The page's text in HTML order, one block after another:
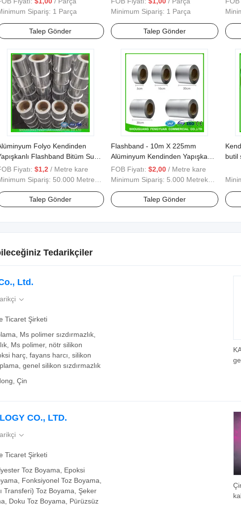
Sipariş: 1 Parça
Talep Gönder
Minimum Sipariş: 1 Parça
Talep Gönder
Folyo Kendinden
Flashband Bitüm Su
Bant Butil Bant
Fiyatı: $1,2 / Metre kare
Sipariş: 50.000 Metrekare
Talep Gönder
Flashband - 10m X 225mm
Alüminyum Kendinden Yapışkanlı
Sızdırmazlık Bandı Çin
Fabrikasından Toptan
FOB Fiyatı: $2,00 / Metre kare
Minimum Sipariş: 5.000 Metrekare
Talep Gönder
butil
Tedarikçiler
Ltd.

Ticaret Şirketi
Ms polimer sızdırmazlık,
Ms polimer, nötr silikon
harç, fayans harcı, silikon
genel silikon sızdırmazlık
Çin
CO., LTD.

Ticaret Şirketi
Toz Boyama, Epoksi
Fonksiyonel Toz Boyama,
Transferi) Toz Boyama, Şeker
Doku Toz Boyama, Pürüzsüz